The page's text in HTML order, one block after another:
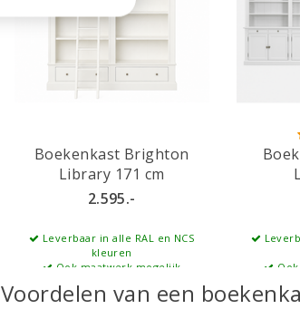
Boekenkast Brighton
Library 171 cm
2.595.-
Leverbaar in alle RAL en NCS
kleuren
Ook maatwerk mogelijk
Voordelen van een